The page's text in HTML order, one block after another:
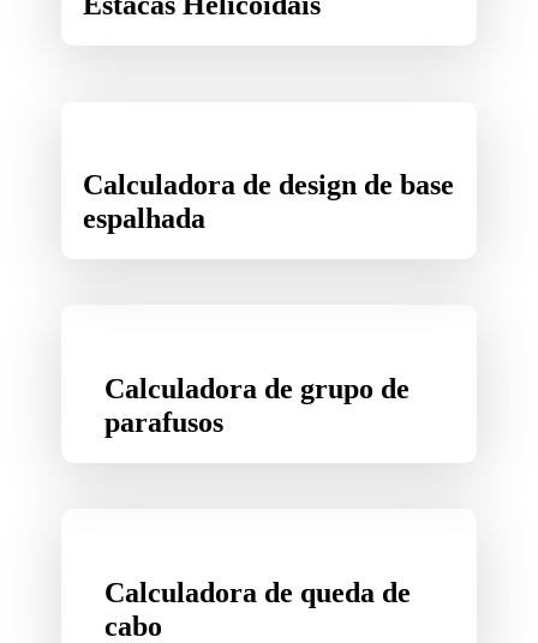
Calculadora de design de base
espalhada
Calculadora de grupo de
parafusos
Calculadora de queda de
cabo